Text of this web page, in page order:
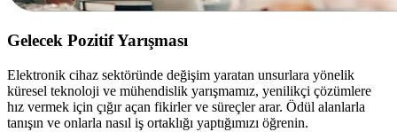
Gelecek Pozitif Yarışması
Elektronik cihaz sektöründe değişim yaratan unsurlara yönelik
küresel teknoloji ve mühendislik yarışmamız, yenilikçi çözümlere
hız vermek için çığır açan fikirler ve süreçler arar. Ödül alanlarla
tanışın ve onlarla nasıl iş ortaklığı yaptığımızı öğrenin.